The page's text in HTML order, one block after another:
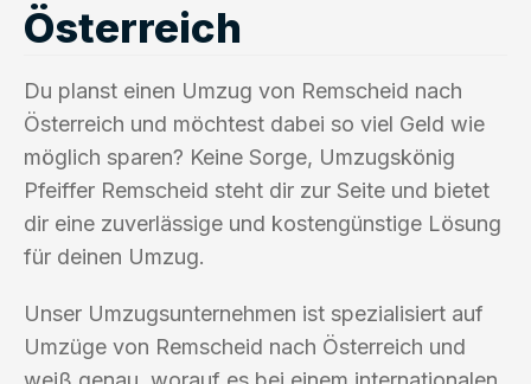
Österreich
Du planst einen Umzug von Remscheid nach
Österreich und möchtest dabei so viel Geld wie
möglich sparen? Keine Sorge, Umzugskönig
Pfeiffer Remscheid steht dir zur Seite und bietet
dir eine zuverlässige und kostengünstige Lösung
für deinen Umzug.
Unser Umzugsunternehmen ist spezialisiert auf
Umzüge von Remscheid nach Österreich und